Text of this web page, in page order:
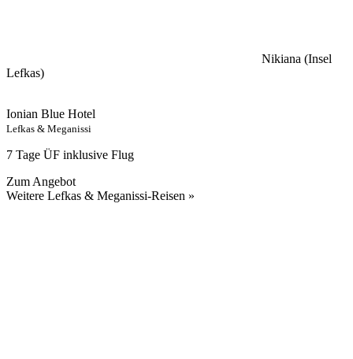
Nikiana (Insel
Lefkas)
Ionian Blue Hotel
Lefkas & Meganissi
7 Tage ÜF inklusive Flug
Zum Angebot
Weitere Lefkas & Meganissi-Reisen »